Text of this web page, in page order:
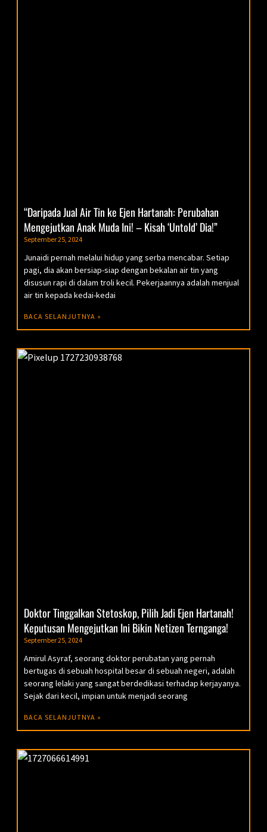
“Daripada Jual Air Tin ke Ejen Hartanah: Perubahan
Mengejutkan Anak Muda Ini! – Kisah ‘Untold’ Dia!”
September 25, 2024
Junaidi pernah melalui hidup yang serba mencabar. Setiap
pagi, dia akan bersiap-siap dengan bekalan air tin yang
disusun rapi di dalam troli kecil. Pekerjaannya adalah menjual
air tin kepada kedai-kedai
BACA SELANJUTNYA »
Doktor Tinggalkan Stetoskop, Pilih Jadi Ejen Hartanah!
Keputusan Mengejutkan Ini Bikin Netizen Ternganga!
September 25, 2024
Amirul Asyraf, seorang doktor perubatan yang pernah
bertugas di sebuah hospital besar di sebuah negeri, adalah
seorang lelaki yang sangat berdedikasi terhadap kerjayanya.
Sejak dari kecil, impian untuk menjadi seorang
BACA SELANJUTNYA »